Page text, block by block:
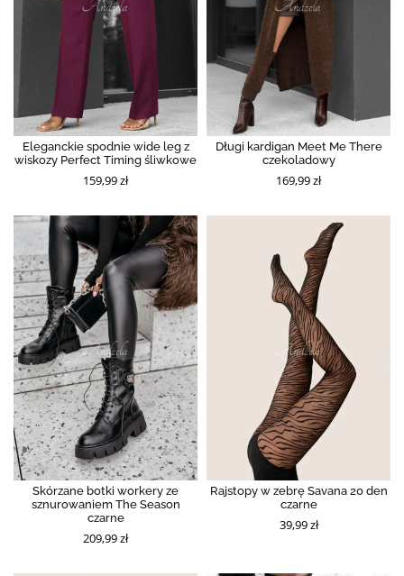
Eleganckie spodnie wide leg z
wiskozy Perfect Timing śliwkowe
159,99 zł
Długi kardigan Meet Me There
czekoladowy
169,99 zł
Skórzane botki workery ze
sznurowaniem The Season
czarne
209,99 zł
Rajstopy w zebrę Savana 20 den
czarne
39,99 zł